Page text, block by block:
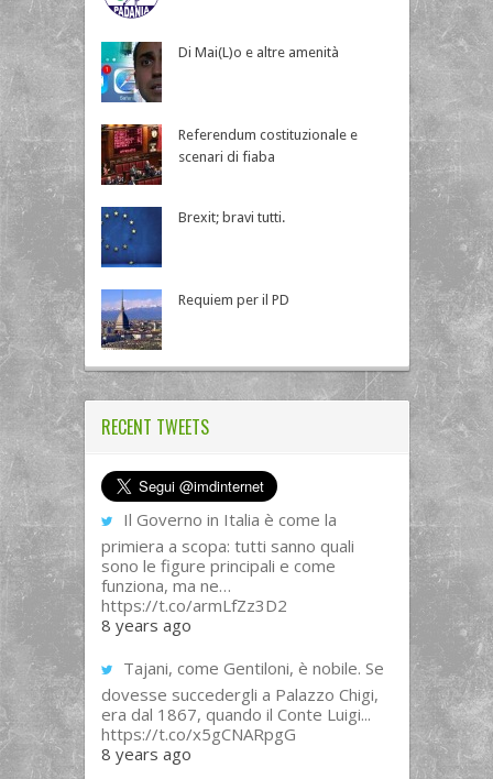
Di Mai(L)o e altre amenità
Referendum costituzionale e
scenari di fiaba
Brexit; bravi tutti.
Requiem per il PD
RECENT TWEETS
Il Governo in Italia è come la
primiera a scopa: tutti sanno quali
sono le figure principali e come
funziona, ma ne…
https://t.co/armLfZz3D2
8 years ago
Tajani, come Gentiloni, è nobile. Se
dovesse succedergli a Palazzo Chigi,
era dal 1867, quando il Conte Luigi...
https://t.co/x5gCNARpgG
8 years ago